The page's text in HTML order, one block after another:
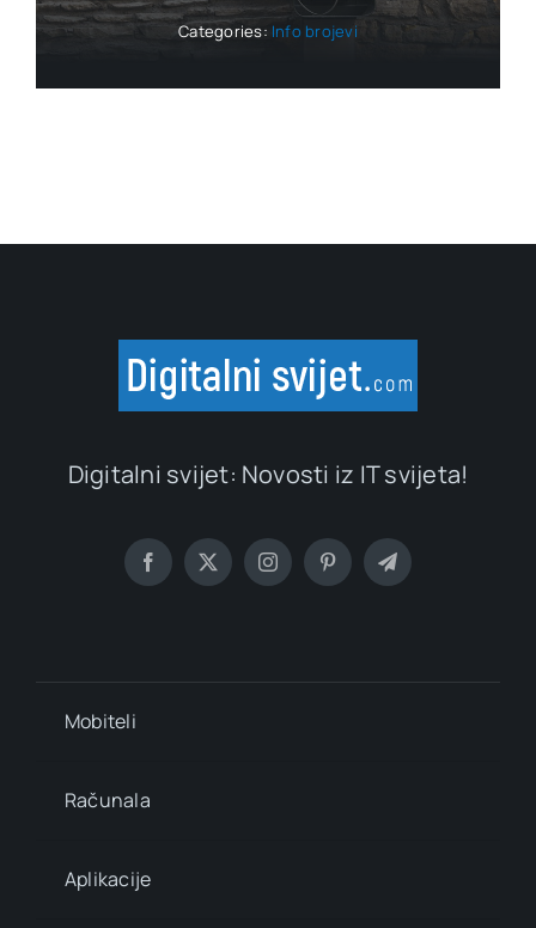
Categories: Info brojevi
Digitalni svijet: Novosti iz IT svijeta!
Mobiteli
Računala
Aplikacije